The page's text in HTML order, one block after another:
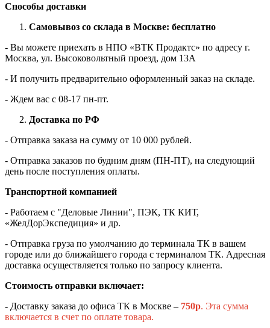
Способы доставки
Самовывоз со склада в Москве: бесплатно
- Вы можете приехать в НПО «ВТК Продактс» по адресу г.
Москва, ул. Высоковольтный проезд, дом 13А
- И получить предварительно оформленный заказ на складе.
- Ждем вас c 08-17 пн-пт.
Доставка по РФ
- Отправка заказа на сумму от 10 000 рублей.
- Отправка заказов по будним дням (ПН-ПТ), на следующий
день после поступления оплаты.
Транспортной компанией
- Работаем с "Деловые Линии", ПЭК, ТК КИТ,
«ЖелДорЭкспедиция» и др.
- Отправка груза по умолчанию до терминала ТК в вашем
городе или до ближайшего города с терминалом ТК. Адресная
доставка осуществляется только по запросу клиента.
Стоимость отправки включает:
- Доставку заказа до офиса ТК в Москве – 750р. Эта сумма
включается в счет по оплате товара.